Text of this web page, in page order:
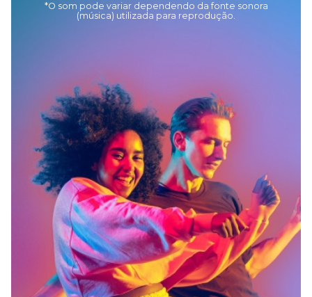
*O som pode variar dependendo da fonte sonora
(música) utilizada para reprodução.